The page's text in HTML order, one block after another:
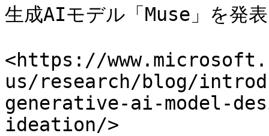
生成AIモデル「Muse」を発
<https://
us/research/blog/
generative-ai-model-
ideation/>